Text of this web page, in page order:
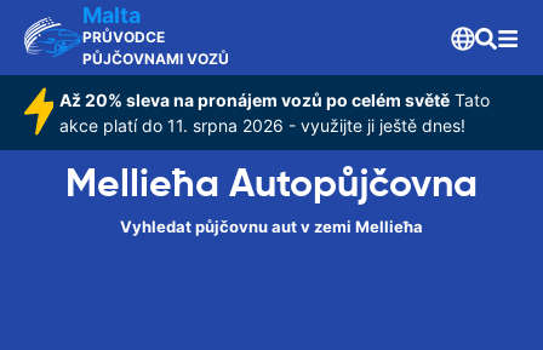
Malta
PRŮVODCE
PŮJČOVNAMI VOZŮ
Až 20% sleva na pronájem vozů po celém světě Tato
akce platí do 11. srpna 2026 - využijte ji ještě dnes!
Mellieħa Autopůjčovna
Vyhledat půjčovnu aut v zemi Mellieħa